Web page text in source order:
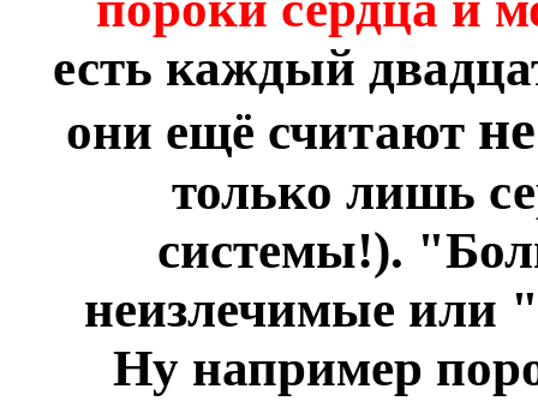
есть каждый
они ещё считают
только лишь
системы!).
неизлечимые или
Ну например